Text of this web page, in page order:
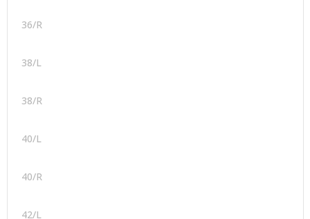
36/R
38/L
38/R
40/L
40/R
42/L